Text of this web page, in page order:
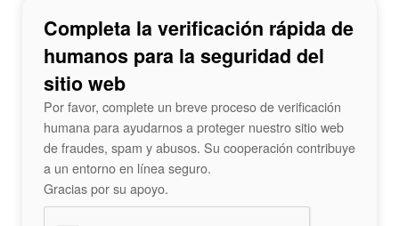
Completa la verificación rápida de
humanos para la seguridad del
sitio web
Por favor, complete un breve proceso de verificación
humana para ayudarnos a proteger nuestro sitio web
de fraudes, spam y abusos. Su cooperación contribuye
a un entorno en línea seguro.
Gracias por su apoyo.